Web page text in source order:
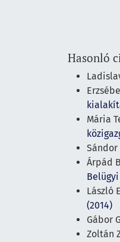
Hasonló
Mária
Sándor
Árpád
Belügyi
László
(2014)
Gábor
Zoltán